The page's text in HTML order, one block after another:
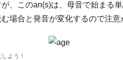
、このan(s)は、母音で始まる
場合と発音が変化するので注意
よう！